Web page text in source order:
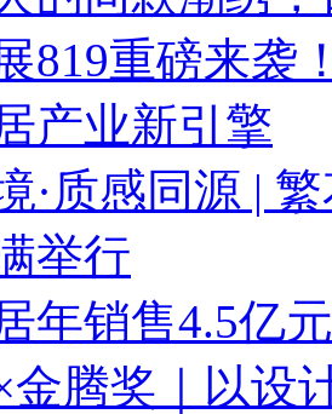
819重磅来袭
产业新引擎
·质感同源 |
举行
年销售4.5亿
金腾奖｜以设